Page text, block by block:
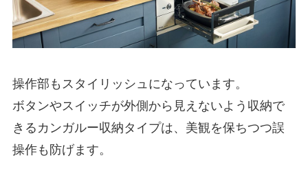
操作部もスタイリッシュになっています。
ボタンやスイッチが外側から見えないよう収納で
きるカンガルー収納タイプは、美観を保ちつつ誤
操作も防げます。